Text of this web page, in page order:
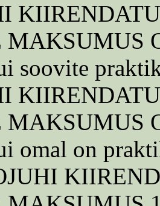
MAKSUMUS
soovite
MAKSUMUS
omal on